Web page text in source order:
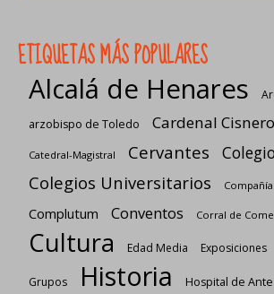
ETIQUETAS MÁS POPULARES
Alcalá de Henares
arzobispo de Toledo
Cardenal
Catedral-Magistral Cervantes
Colegios Universitarios
Complutum Conventos Corral de
Cultura Edad Media Exposiciones
Grupos Historia Hospital de